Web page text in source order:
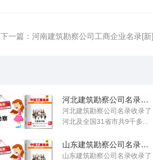
下一篇：河南建筑勘察公司工商企业名录[新]
河北建筑勘察公司名录大全
河北建筑勘察公司名录收录了
河北及全国31省市共9千多...
山东建筑勘察公司名录大全
山东建筑勘察公司名录收录了